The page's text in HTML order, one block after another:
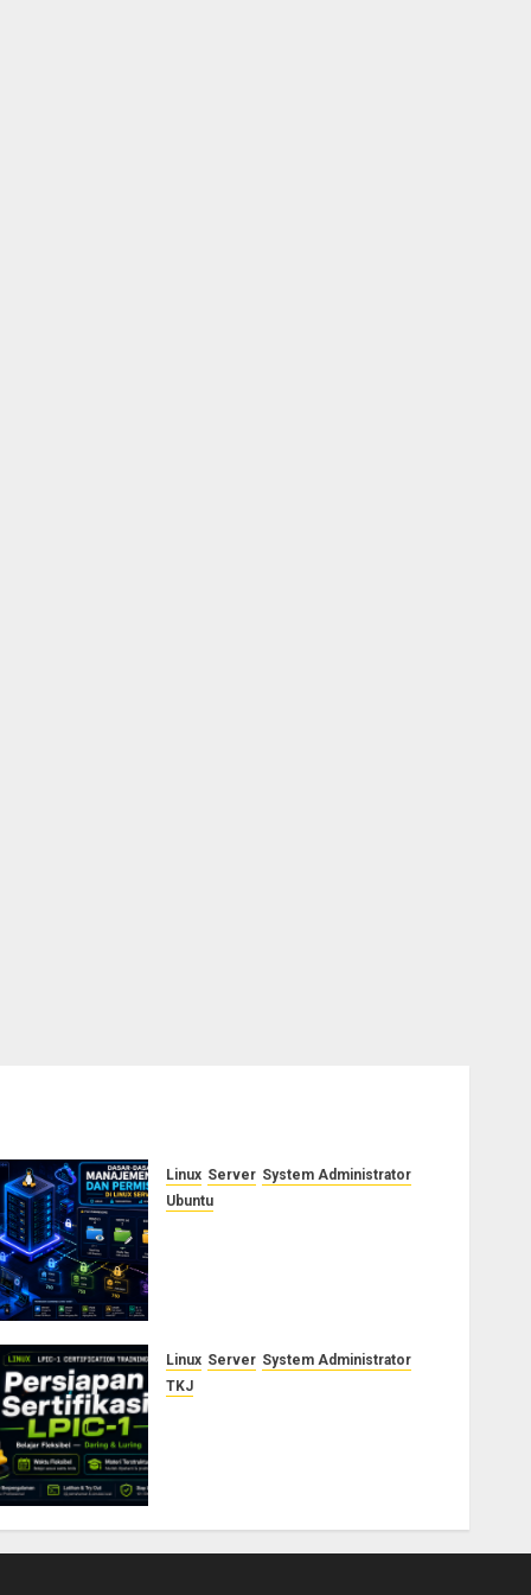
Linux Server System Administrator
Ubuntu
Linux Server System Administrator
TKJ